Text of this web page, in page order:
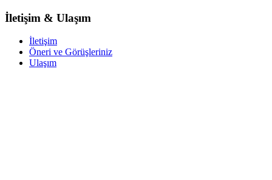
İletişim & Ulaşım
İletişim
Öneri ve Görüşleriniz
Ulaşım